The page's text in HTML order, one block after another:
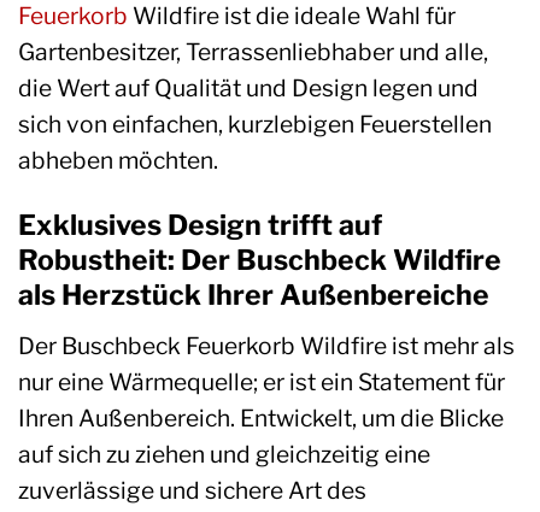
Feuerkorb Wildfire ist die ideale Wahl für
Gartenbesitzer, Terrassenliebhaber und alle,
die Wert auf Qualität und Design legen und
sich von einfachen, kurzlebigen Feuerstellen
abheben möchten.
Exklusives Design trifft auf
Robustheit: Der Buschbeck Wildfire
als Herzstück Ihrer Außenbereiche
Der Buschbeck Feuerkorb Wildfire ist mehr als
nur eine Wärmequelle; er ist ein Statement für
Ihren Außenbereich. Entwickelt, um die Blicke
auf sich zu ziehen und gleichzeitig eine
zuverlässige und sichere Art des